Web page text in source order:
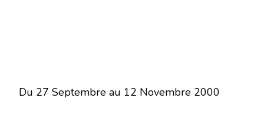
Du 27 Septembre au 12 Novembre 2000